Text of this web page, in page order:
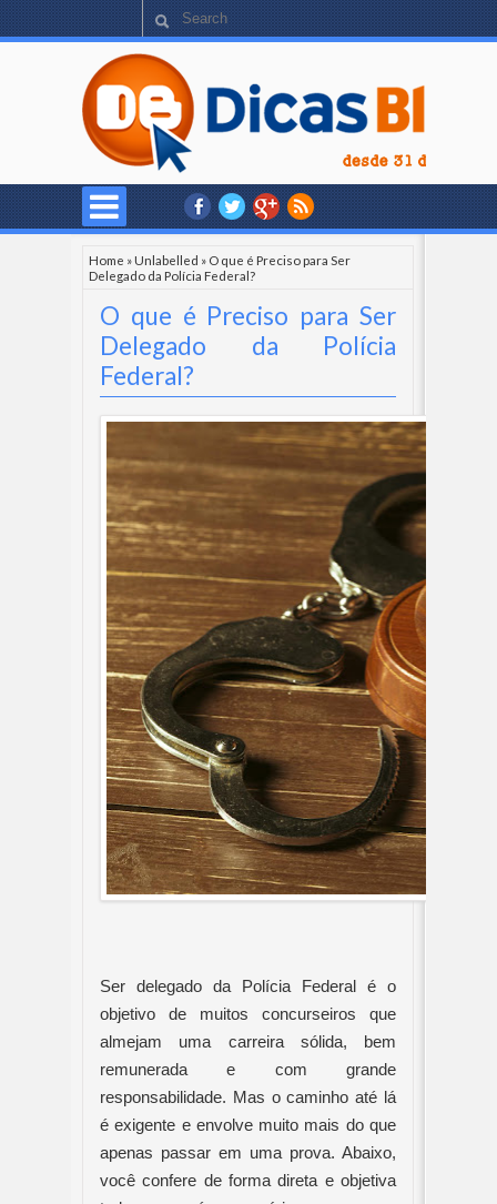
Home »Unlabelled » O que é Preciso para Ser
Delegado da Polícia Federal?
O que é Preciso para Ser
Delegado da Polícia
Federal?
Ser delegado da Polícia Federal é o
objetivo de muitos concurseiros que
almejam uma carreira sólida, bem
remunerada e com grande
responsabilidade. Mas o caminho até lá
é exigente e envolve muito mais do que
apenas passar em uma prova. Abaixo,
você confere de forma direta e objetiva